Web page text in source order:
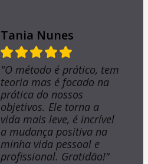
Tania Nunes
"O método é prático, tem
teoria mas é focado na
prática do nossos
objetivos. Ele torna a
vida mais leve, é incrível
a mudança positiva na
minha vida pessoal e
profissional. Gratidão!"